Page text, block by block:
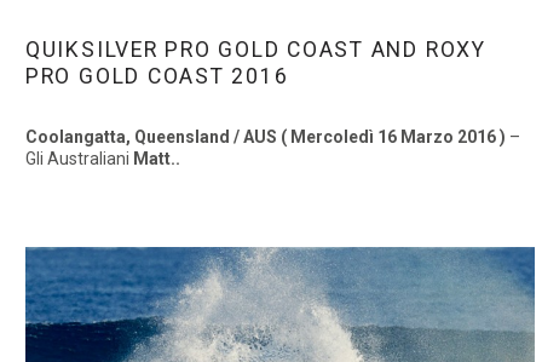
QUIKSILVER PRO GOLD COAST AND ROXY
PRO GOLD COAST 2016
Coolangatta, Queensland / AUS ( Mercoledì 16 Marzo 2016 ) –
Gli Australiani Matt..